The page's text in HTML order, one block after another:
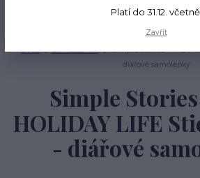
diářové samolepky
Simple
HOLIDAY LIFE
- diářové
Platí do 31.12.
Zavřít